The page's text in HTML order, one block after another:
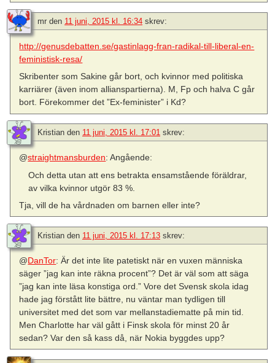
mr den 11 juni, 2015 kl. 16:34 skrev:
http://genusdebatten.se/gastinlagg-fran-radikal-till-liberal-en-
feministisk-resa/
Skribenter som Sakine går bort, och kvinnor med politiska
karriärer (även inom allianspartierna). M, Fp och halva C går
bort. Förekommer det ”Ex-feminister” i Kd?
Kristian den 11 juni, 2015 kl. 17:01 skrev:
@straightmansburden: Angående:
Och detta utan att ens betrakta ensamstående föräldrar,
av vilka kvinnor utgör 83 %.
Tja, vill de ha vårdnaden om barnen eller inte?
Kristian den 11 juni, 2015 kl. 17:13 skrev:
@DanTor: Är det inte lite patetiskt när en vuxen människa
säger ”jag kan inte räkna procent”? Det är väl som att säga
”jag kan inte läsa konstiga ord.” Vore det Svensk skola idag
hade jag förstått lite bättre, nu väntar man tydligen till
universitet med det som var mellanstadiematte på min tid.
Men Charlotte har väl gått i Finsk skola för minst 20 år
sedan? Var den så kass då, när Nokia byggdes upp?